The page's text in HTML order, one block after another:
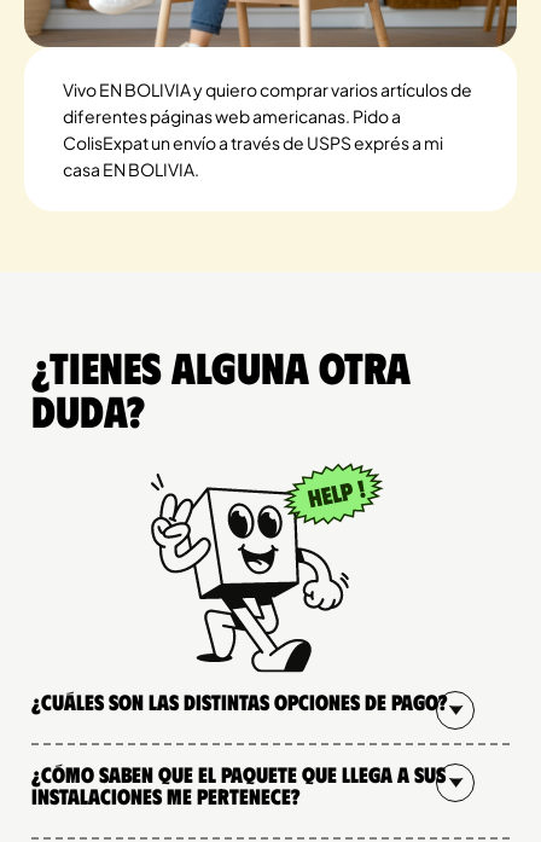
Vivo EN BOLIVIA y quiero comprar varios artículos de
diferentes páginas web americanas. Pido a
ColisExpat un envío a través de USPS exprés a mi
casa EN BOLIVIA.
¿Tienes alguna otra
duda?
¿Cuáles son las distintas opciones de pago?
¿Cómo saben que el paquete que llega a sus
instalaciones me pertenece?